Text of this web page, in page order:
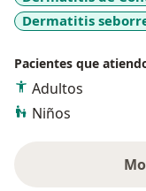
Dermatitis
Pacientes que
Adultos
Niños